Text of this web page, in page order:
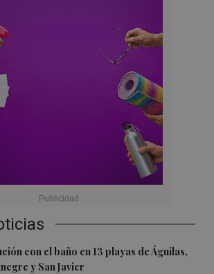
con el baño en 13 playas de Águilas,
y San Javier